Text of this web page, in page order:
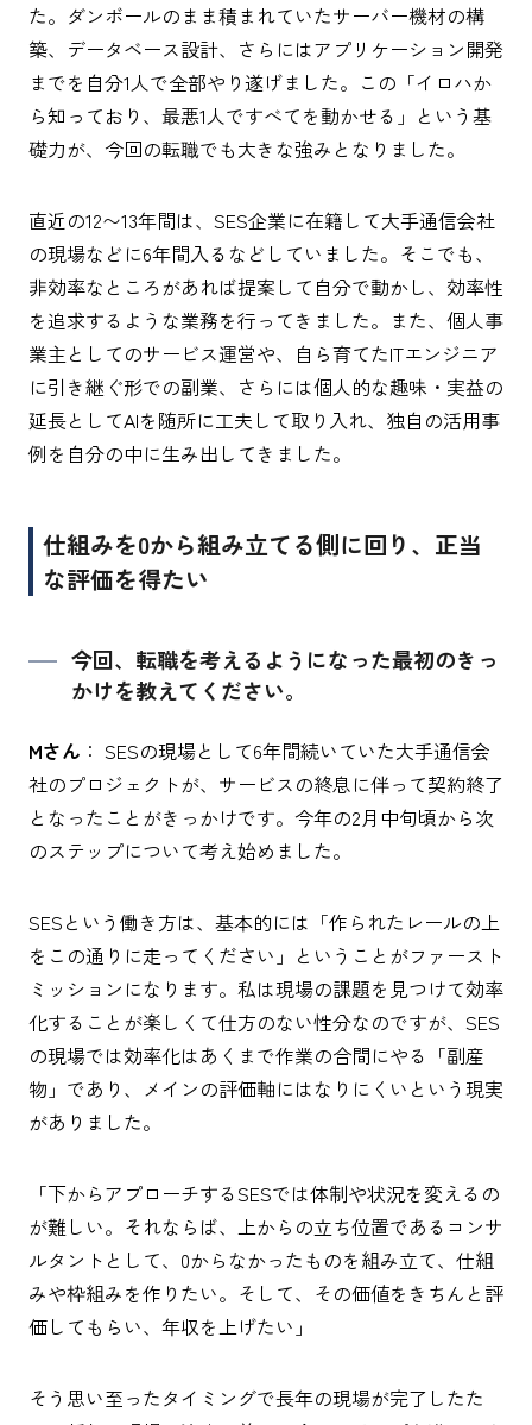
た。ダンボールのまま積まれていたサーバー機材の構
築、データベース設計、さらにはアプリケーション開発
までを自分1人で全部やり遂げました。この「イロハか
ら知っており、最悪1人ですべてを動かせる」という基
礎力が、今回の転職でも大きな強みとなりました。
直近の12〜13年間は、SES企業に在籍して大手通信会社
の現場などに6年間入るなどしていました。そこでも、
非効率なところがあれば提案して自分で動かし、効率性
を追求するような業務を行ってきました。また、個人事
業主としてのサービス運営や、自ら育てたITエンジニア
に引き継ぐ形での副業、さらには個人的な趣味・実益の
延長としてAIを随所に工夫して取り入れ、独自の活用事
例を自分の中に生み出してきました。
仕組みを0から組み立てる側に回り、正当
な評価を得たい
今回、転職を考えるようになった最初のきっ
かけを教えてください。
Mさん ： SESの現場として6年間続いていた大手通信会
社のプロジェクトが、サービスの終息に伴って契約終了
となったことがきっかけです。今年の2月中旬頃から次
のステップについて考え始めました。
SESという働き方は、基本的には「作られたレールの上
をこの通りに走ってください」ということがファースト
ミッションになります。私は現場の課題を見つけて効率
化することが楽しくて仕方のない性分なのですが、SES
の現場では効率化はあくまで作業の合間にやる「副産
物」であり、メインの評価軸にはなりにくいという現実
がありました。
「下からアプローチするSESでは体制や状況を変えるの
が難しい。それならば、上からの立ち位置であるコンサ
ルタントとして、0からなかったものを組み立て、仕組
みや枠組みを作りたい。そして、その価値をきちんと評
価してもらい、年収を上げたい」
そう思い至ったタイミングで長年の現場が完了したた